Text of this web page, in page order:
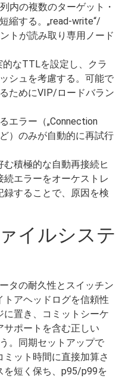
内の複数のターゲット・
縮する。„read-write“/
トが読み取り専用ノード
的なTTLを設定し、クラ
シュを考慮する。可能で
ためにVIP/ロードバラン
エラー（„Connection
）のみが自動的に再試行
積極的な自動再接続ヒ
エラーをオーケストレ
することで、原因を検
イルシステ
タの耐久性とスイッチン
アヘッドログを信頼性
置き、コミットシーケ
サポートを含む正しい
。同期セットアップで
ット時間に直接加算さ
を短く保ち、p95/p99を